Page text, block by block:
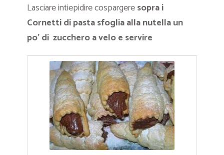
Lasciare intiepidire cospargeresopra i
Cornetti di pasta sfoglia alla nutella un
po’ di zucchero a velo e servire